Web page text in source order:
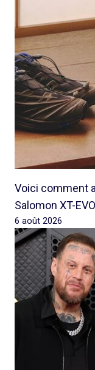
Voici comment
Salomon XT-
6 août 2026